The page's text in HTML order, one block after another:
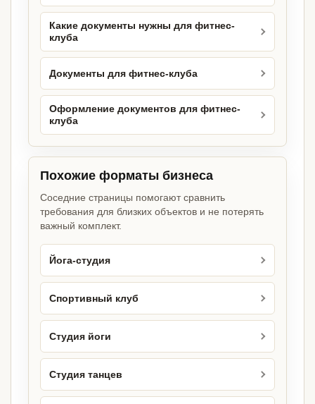
Какие документы нужны для фитнес-
клуба
Документы для фитнес-клуба
Оформление документов для фитнес-
клуба
Похожие форматы бизнеса
Соседние страницы помогают сравнить
требования для близких объектов и не потерять
важный комплект.
Йога-студия
Спортивный клуб
Студия йоги
Студия танцев